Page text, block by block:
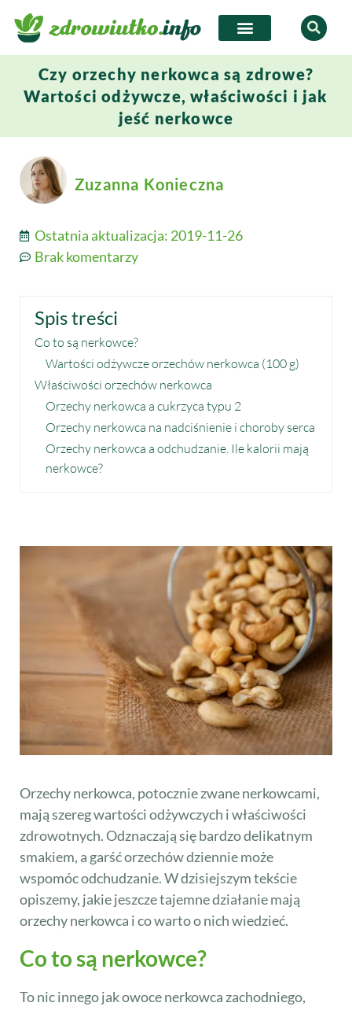
Czy orzechy nerkowca są zdrowe?
Wartości odżywcze, właściwości i jak
jeść nerkowce
Zuzanna Konieczna
Ostatnia aktualizacja: 2019-11-26
Brak komentarzy
Spis treści
Co to są nerkowce?
Wartości odżywcze orzechów nerkowca (100 g)
Właściwości orzechów nerkowca
Orzechy nerkowca a cukrzyca typu 2
Orzechy nerkowca na nadciśnienie i choroby serca
Orzechy nerkowca a odchudzanie. Ile kalorii mają
nerkowce?
Orzechy nerkowca, potocznie zwane nerkowcami,
mają szereg wartości odżywczych i właściwości
zdrowotnych. Odznaczają się bardzo delikatnym
smakiem, a garść orzechów dziennie może
wspomóc odchudzanie. W dzisiejszym tekście
opiszemy, jakie jeszcze tajemne działanie mają
orzechy nerkowca i co warto o nich wiedzieć.
Co to są nerkowce?
To nic innego jak owoce nerkowca zachodniego,